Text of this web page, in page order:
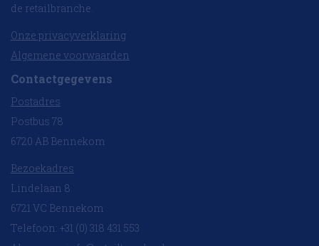
de retailbranche.
Onze privacyverklaring
Algemene voorwaarden
Contactgegevens
Postadres
Postbus 78
6720 AB Bennekom
Bezoekadres
Lindelaan 8
6721 VC Bennekom
Telefoon: +31 (0) 318 431 553